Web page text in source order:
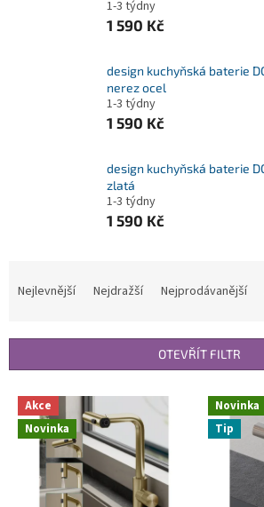
1-3 týdny
1 590 Kč
design kuchyňská baterie
nerez ocel
1-3 týdny
1 590 Kč
design kuchyňská baterie
zlatá
1-3 týdny
1 590 Kč
í
Nejlevnější Nejdražší Nejprodávanější
OTEVŘÍT FILTR
V
p
Akce
Novinka
Novinka
Tip